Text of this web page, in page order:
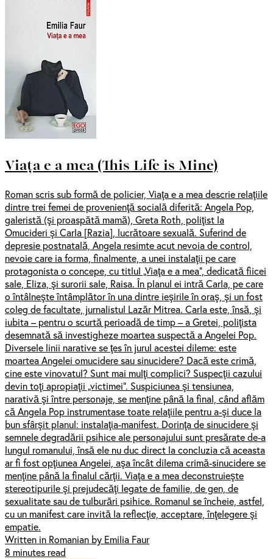
Viața e a mea (This Life is Mine)
Roman scris sub formă de policier, Viaţa e a mea descrie relaţiile
dintre trei femei de provenienţă socială diferită: Angela Pop,
galeristă (şi proaspătă mamă), Greta Roth, poliţist la
Omucideri şi Carla [Razia], lucrătoare sexuală. Suferind de
depresie postnatală, Angela resimte acut nevoia de control,
nevoie care ia forma, finalmente, a unei instalaţii pe care
protagonista o concepe, cu titlul „Viaţa e a mea”, dedicată fiicei
sale, Eliza, şi surorii sale, Raisa. În planul ei intră Carla, pe care
o întâlneşte întâmplător în una dintre ieşirile în oraş, şi un fost
coleg de facultate, jurnalistul Lazăr Mitrea. Carla este, însă, şi
iubita – pentru o scurtă perioadă de timp – a Gretei, poliţista
desemnată să investigheze moartea suspectă a Angelei Pop.
Diversele linii narative se ţes în jurul acestei dileme: este
moartea Angelei omucidere sau sinucidere? Dacă este crimă,
cine este vinovatul? Sunt mai mulţi complici? Suspecţii cazului
devin toţi apropiaţii „victimei”. Suspiciunea şi tensiunea,
narativă şi între personaje, se menţine până la final, când aflăm
că Angela Pop instrumentase toate relaţiile pentru a-şi duce la
bun sfârşit planul: instalaţia-manifest. Dorinţa de sinucidere şi
semnele degradării psihice ale personajului sunt presărate de-a
lungul romanului, însă ele nu duc direct la concluzia că aceasta
ar fi fost opţiunea Angelei, aşa încât dilema crimă-sinucidere se
menţine până la finalul cărţii. Viaţa e a mea deconstruieşte
stereotipurile şi prejudecăţi legate de familie, de gen, de
sexualitate sau de tulburări psihice. Romanul se încheie, astfel,
cu un manifest care invită la reflecţie, acceptare, înţelegere şi
empatie.
Written in Romanian by Emilia Faur
8 minutes read